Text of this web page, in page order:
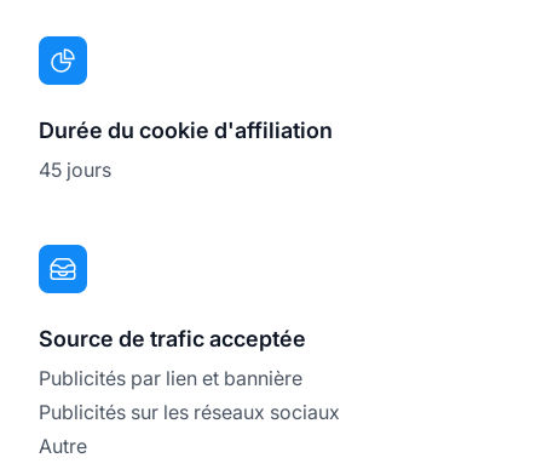
Durée du cookie d'affiliation
45 jours
Source de trafic acceptée
Publicités par lien et bannière
Publicités sur les réseaux sociaux
Autre